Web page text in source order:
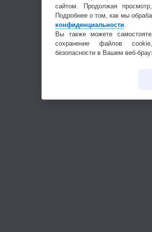
сайтом. Продолжая
Подробнее о том, как мы
конфиденциальности
Вы также можете
сохранение файлов
безопасности в Вашем веб-